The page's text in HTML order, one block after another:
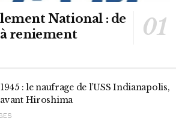
National : de
reniement
: le naufrage de l’USS Indianapolis,
Hiroshima